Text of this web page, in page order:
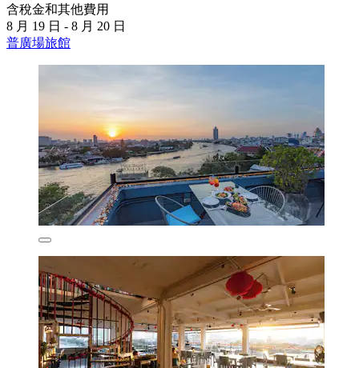
含稅金和其他費用
8 月 19 日 - 8 月 20 日
普廣場旅館